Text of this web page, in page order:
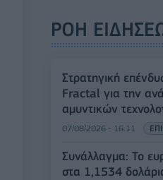
ΡΟΗ
Στρατηγική
Fractal για την
αμυντικών
07/08/2026 - 16:11
Συνάλλαγμα: Το
στα 1,1534